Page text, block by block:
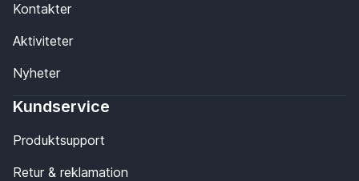
Kontakter
Aktiviteter
Nyheter
Kundservice
Produktsupport
Retur & reklamation